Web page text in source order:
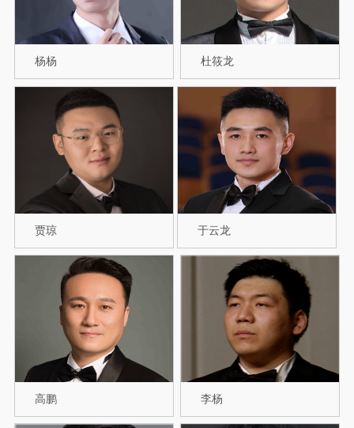
杨杨 杜筱龙
贾琼 于云龙
高鹏 李杨